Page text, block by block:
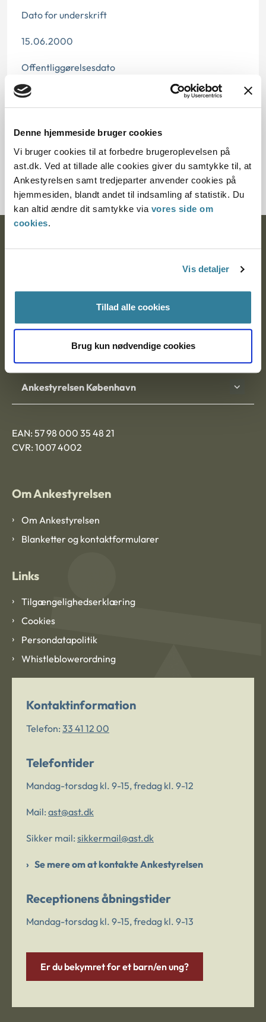
Denne hjemmeside bruger cookies
Vi bruger cookies til at forbedre brugeroplevelsen på
ast.dk. Ved at tillade alle cookies giver du samtykke til, at
Ankestyrelsen samt tredjeparter anvender cookies på
hjemmesiden, blandt andet til indsamling af statistik. Du
kan altid ændre dit samtykke via vores side om
cookies.
Vis detaljer
Tillad alle cookies
Brug kun nødvendige cookies
Dato for underskrift
15.06.2000
Offentliggørelsesdato
12.07.2013
§ 39 § 8
Journalnummer J.nr.: 107944-98
Nytorv 7, 2. sal
Ankestyrelsen Aalborg
Ankestyrelsen København
EAN: 57 98 000 35 48 21
CVR: 1007 4002
Om Ankestyrelsen
Om Ankestyrelsen
Blanketter og kontaktformularer
Links
Tilgængelighedserklæring
Cookies
Persondatapolitik
Whistleblowerordning
Kontaktinformation
Telefon: 33 41 12 00
Telefontider
Mandag-torsdag kl. 9-15, fredag kl. 9-12
Mail: ast@ast.dk
Sikker mail: sikkermail@ast.dk
Se mere om at kontakte Ankestyrelsen
Receptionens åbningstider
Mandag-torsdag kl. 9-15, fredag kl. 9-13
Er du bekymret for et barn/en ung?